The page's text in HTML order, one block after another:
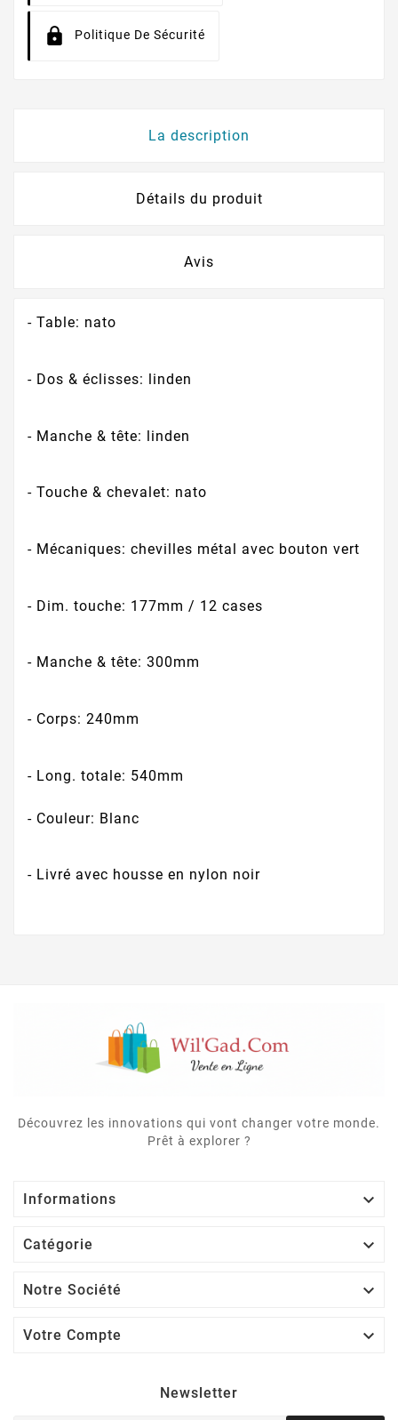
Politique De Sécurité
La description
Détails du produit
Avis
- Table: nato
- Dos & éclisses: linden
- Manche & tête: linden
- Touche & chevalet: nato
- Mécaniques: chevilles métal avec bouton vert
- Dim. touche: 177mm / 12 cases
- Manche & tête: 300mm
- Corps: 240mm
- Long. totale: 540mm
- Couleur: Blanc
- Livré avec housse en nylon noir
Découvrez les innovations qui vont changer votre monde.
Prêt à explorer ?
Informations 
Catégorie 
Notre Société 
Votre Compte 
Newsletter